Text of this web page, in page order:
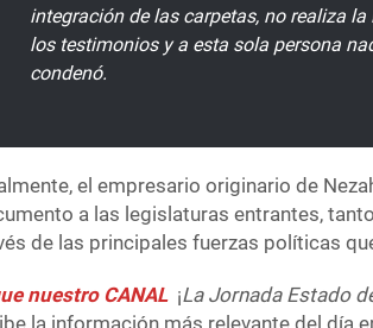
integración de las carpetas, no realiza
los testimonios y a esta sola persona
condenó.
el empresario originario de
a las legislaturas entrantes,
de las principales fuerzas políticas
nuestro CANAL ¡La Jornada Estado
la información más relevante del día